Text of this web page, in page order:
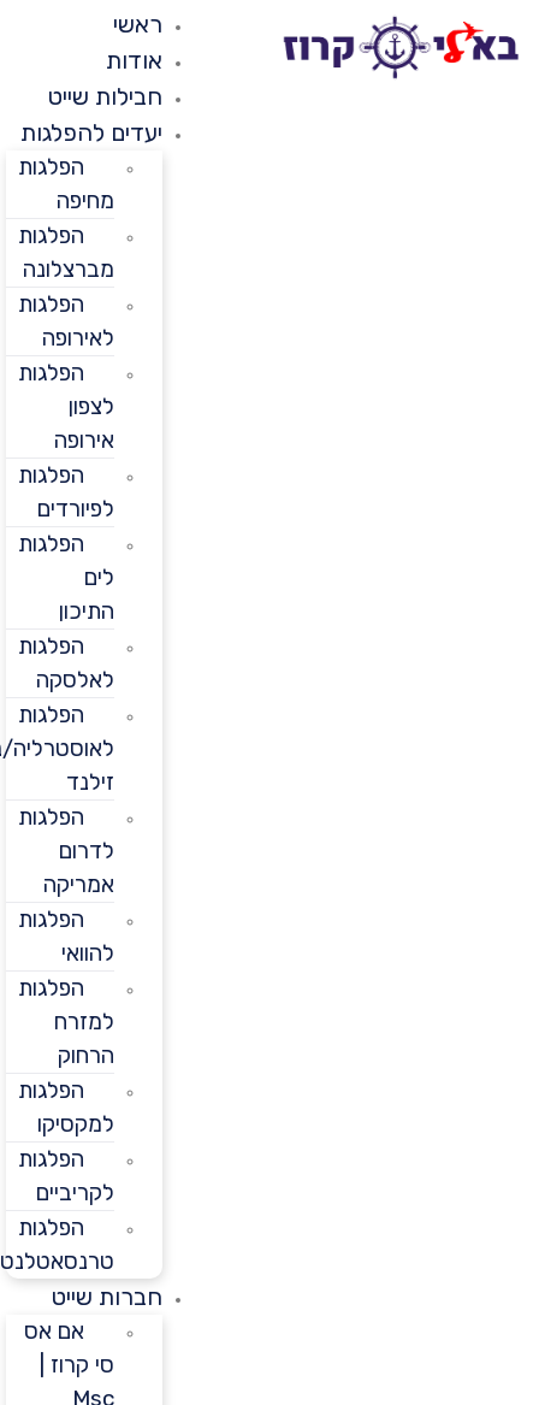
ראשי
אודות
חבילות שייט
יעדים להפלגות
הפלגות
מחיפה
הפלגות
מברצלונה
הפלגות
לאירופה
הפלגות
אירופה
הפלגות
לפיורדים
הפלגות
התיכון
הפלגות
לאלסקה
הפלגות
לאוסטרליה/ניו
הפלגות
לדרום
אמריקה
הפלגות
הפלגות
למזרח
הרחוק
הפלגות
למקסיקו
הפלגות
לקריביים
הפלגות
טרנסאטלנטיות
חברות שייט
אם אס
סי קרוז |